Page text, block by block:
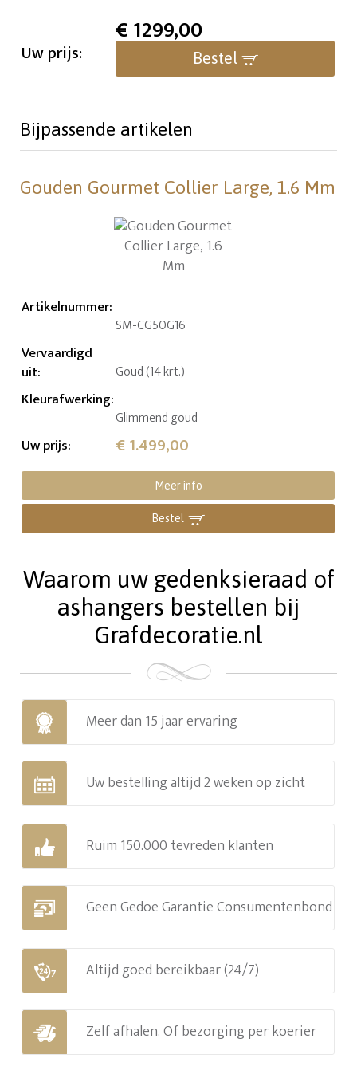
Uw prijs:
€1299,00
Bestel
Bijpassende artikelen
Gouden Gourmet Collier Large, 1.6 Mm
Artikelnummer:
SM-CG50G16
Vervaardigd
uit: Goud (14 krt.)
Kleurafwerking:
Glimmend goud
Uw prijs: € 1.499,00
Meer info
Bestel
Waarom uw gedenksieraad of
ashangers bestellen bij
Grafdecoratie.nl
Meer dan 15 jaar ervaring
Uw bestelling altijd 2 weken op zicht
Ruim 150.000 tevreden klanten
Geen Gedoe Garantie Consumentenbond
Altijd goed bereikbaar (24/7)
Zelf afhalen. Of bezorging per koerier